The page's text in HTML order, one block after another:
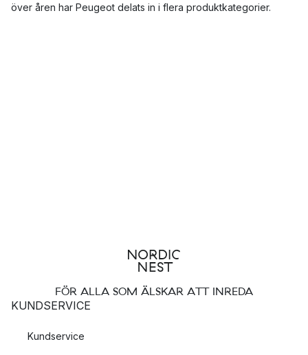
över åren har Peugeot delats in i flera produktkategorier.
FÖR ALLA SOM ÄLSKAR ATT INREDA
KUNDSERVICE
Kundservice